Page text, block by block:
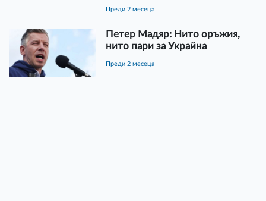
преди 2 месеца
Петер Мадяр: Нито оръжия,
нито пари за Украйна
преди 2 месеца